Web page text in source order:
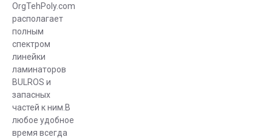
OrgTehPoly.com
располагает
полным
спектром
линейки
ламинаторов
BULROS и
запасных
частей к ним.В
любое удобное
время всегда